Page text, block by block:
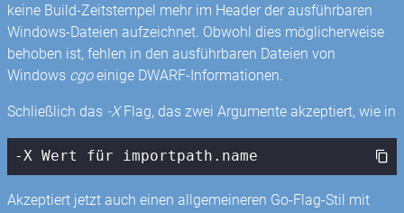
keine Build-Zeitstempel mehr im Header der ausführbaren
Windows-Dateien aufzeichnet. Obwohl dies möglicherweise
behoben ist, fehlen in den ausführbaren Dateien von
Windows cgoeinige DWARF-Informationen.
Schließlich das -XFlag, das zwei Argumente akzeptiert, wie in
-X Wert für importpath.name
Akzeptiert jetzt auch einen allgemeineren Go-Flag-Stil mit